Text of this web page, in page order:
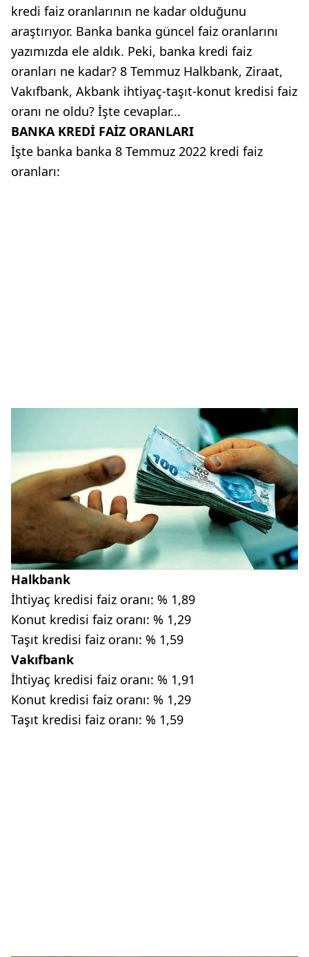
kredi faiz oranlarının ne kadar olduğunu
araştırıyor. Banka banka güncel faiz oranlarını
yazımızda ele aldık. Peki, banka kredi faiz
oranları ne kadar? 8 Temmuz Halkbank, Ziraat,
Vakıfbank, Akbank ihtiyaç-taşıt-konut kredisi faiz
oranı ne oldu? İşte cevaplar...
BANKA KREDİ FAİZ ORANLARI
İşte banka banka 8 Temmuz 2022 kredi faiz
oranları:
Halkbank
İhtiyaç kredisi faiz oranı: % 1,89
Konut kredisi faiz oranı: % 1,29
Taşıt kredisi faiz oranı: % 1,59
Vakıfbank
İhtiyaç kredisi faiz oranı: % 1,91
Konut kredisi faiz oranı: % 1,29
Taşıt kredisi faiz oranı: % 1,59